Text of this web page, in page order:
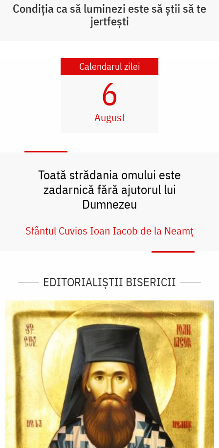
Condiția ca să luminezi este să știi să te
jertfești
Calendarul zilei
6
August
Toată strădania omului este
zadarnică fără ajutorul lui
Dumnezeu
Sfântul Cuvios Ioan Iacob de la Neamț
EDITORIALIȘTII BISERICII